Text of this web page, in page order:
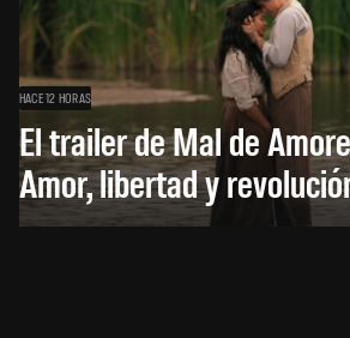
HACE 12 HORAS
El trailer de Mal de
Amor, libertad y